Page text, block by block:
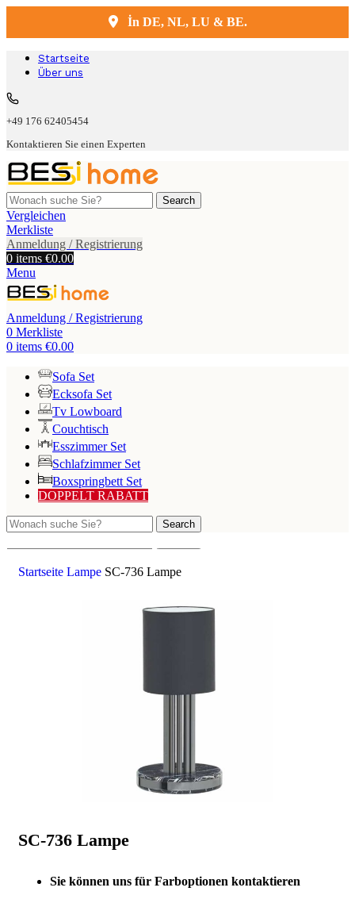
Kostenlose Lieferung und Montage
İn DE, NL, LU & BE.
Startseite
Über uns
+49 176 62405454
Kontaktieren Sie einen Experten
Search
Vergleichen
Merkliste
Anmeldung / Registrierung
0 items €0.00
Menu
Anmeldung / Registrierung
0 Merkliste
0 items €0.00
Sofa Set
Ecksofa Set
Tv Lowboard
Couchtisch
Esszimmer Set
Schlafzimmer Set
Boxspringbett Set
DOPPELT RABATT
Search
Startseite Lampe SC-736 Lampe
SC-736 Lampe
Sie können uns für Farboptionen kontaktieren